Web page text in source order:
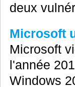
deux
Microsoft
Microsoft
l'année
Windows